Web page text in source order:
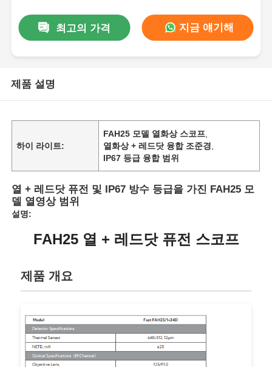
최고의 가격 지금 얘기해
제품 설명
하이 라이트:
FAH25 모델 열화상 스코프
열화상 + 레드닷 융합 조준경
IP67 등급 융합 범위
열 + 레드닷 퓨전 및 IP67 방수 등급을 가진 FAH25 모
델 열영상 범위
설명:
FAH25 열 + 레드닷 퓨전 스코프
제품 개요